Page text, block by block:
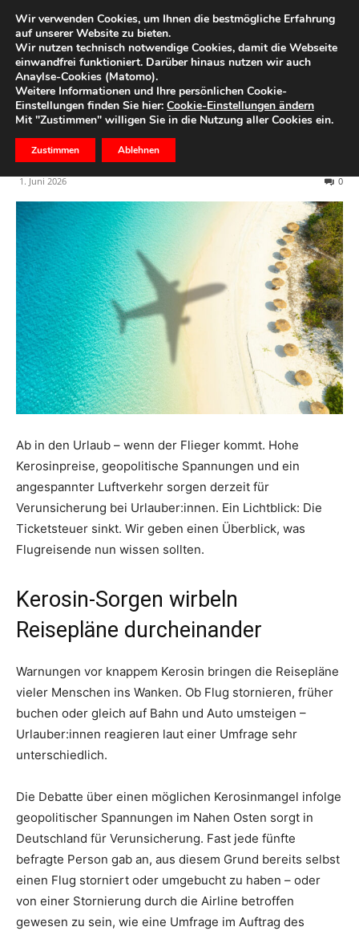
Start Ihr Geld
Sinkende Steuer, fragile
Kerosin-Versorgung: Was
Flugreisende erwartet
1. Juni 2026 0
Ab in den Urlaub – wenn der Flieger kommt. Hohe
Kerosinpreise, geopolitische Spannungen und ein
angespannter Luftverkehr sorgen derzeit für
Verunsicherung bei Urlauber:innen. Ein Lichtblick: Die
Ticketsteuer sinkt. Wir geben einen Überblick, was
Flugreisende nun wissen sollten.
Kerosin-Sorgen wirbeln
Reisepläne durcheinander
Warnungen vor knappem Kerosin bringen die Reisepläne
vieler Menschen ins Wanken. Ob Flug stornieren, früher
buchen oder gleich auf Bahn und Auto umsteigen –
Urlauber:innen reagieren laut einer Umfrage sehr
unterschiedlich.
Die Debatte über einen möglichen Kerosinmangel infolge
geopolitischer Spannungen im Nahen Osten sorgt in
Deutschland für Verunsicherung. Fast jede fünfte
befragte Person gab an, aus diesem Grund bereits selbst
einen Flug storniert oder umgebucht zu haben – oder
von einer Stornierung durch die Airline betroffen
gewesen zu sein, wie eine Umfrage im Auftrag des
Wir verwenden Cookies, um Ihnen die bestmögliche Erfahrung
auf unserer Website zu bieten.
Wir nutzen technisch notwendige Cookies, damit die Webseite
einwandfrei funktioniert. Darüber hinaus nutzen wir auch
Anaylse-Cookies (Matomo).
Weitere Informationen und Ihre persönlichen Cookie-
Einstellungen finden Sie hier: Cookie-Einstellungen ändern
Mit "Zustimmen" willigen Sie in die Nutzung aller Cookies ein.
Zustimmen Ablehnen